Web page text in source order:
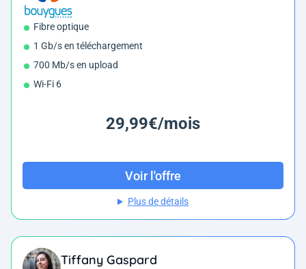
Fibre optique
1 Gb/s en téléchargement
700 Mb/s en upload
Wi-Fi 6
29,99€/mois
Voir l'offre
Plus de détails
Tiffany Gaspard